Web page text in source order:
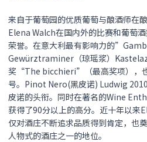
来自于葡萄园的优质葡萄与酿酒师在
Elena Walch在国内外的比赛和葡萄
荣誉。在意大利最有影响力的
Gewürztraminer（琼瑶浆）
奖“The bicchieri”（最高奖项），
号。Pinot Nero(黑皮诺) Ludwig
皮诺的头衔。同时在著名的Wine
获得了90分以上的高分。近十年以来
仅对酒庄不断追求品质得到肯定，也
人物式的酒庄之一的地位。